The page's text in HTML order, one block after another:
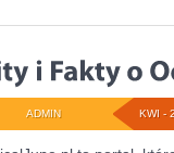
KWI -
ADMIN